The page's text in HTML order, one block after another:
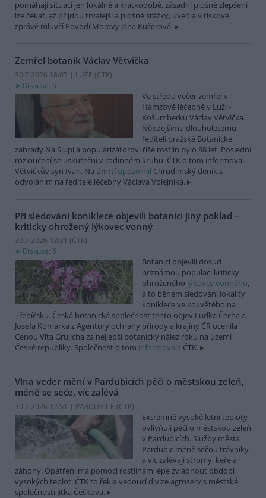
pomáhají situaci jen lokálně a krátkodobě, zásadní plošné zlepšení
lze čekat, až přijdou trvalejší a plošné srážky, uvedla v tiskové
zprávě mluvčí Povodí Moravy Jana Kučerová.
Zemřel botanik Václav Větvička
30.7.2026 18:05 | LUŽE (ČTK)
Diskuse: 6
Ve středu večer zemřel v
Hamzově léčebně v Luži -
Košumberku Václav Větvička.
Někdejšímu dlouholetému
řediteli pražské Botanické
zahrady Na Slupi a popularizátorovi říše rostlin bylo 88 let. Poslední
rozloučení se uskuteční v rodinném kruhu. ČTK o tom informoval
Větvičkův syn Ivan. Na úmrtí upozornil Chrudimský deník s
odvoláním na ředitele léčebny Václava Volejníka.
Při sledování koniklece objevili botanici jiný poklad –
kriticky ohrožený lýkovec vonný
30.7.2026 13:31 (ČTK)
Diskuse: 6
Botanici objevili dosud
neznámou populaci kriticky
ohroženého lýkovce vonného,
a to během sledování lokality
koniklece velkokvětého na
Třebíčsku. Česká botanická společnost tento objev Luďka Čecha a
Josefa Komárka z Agentury ochrany přírody a krajiny ČR ocenila
Cenou Víta Grulicha za nejlepší botanický nález roku na území
České republiky. Společnost o tom informovala ČTK.
Vlna veder mění v Pardubicích péči o městskou zeleň,
méně se seče, víc zalévá
30.7.2026 12:51 | PARDUBICE (ČTK)
Extrémně vysoké letní teploty
ovlivňují péči o městskou zeleň
v Pardubicích. Služby města
Pardubic méně sečou trávníky
a víc zalévají stromy, keře a
záhony. Opatření má pomoci rostlinám lépe zvládnout období
vysokých teplot. ČTK to řekla vedoucí divize agroservis městské
společnosti Jitka Češková.